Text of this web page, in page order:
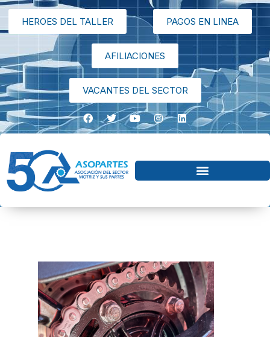
HEROES DEL TALLER PAGOS EN LINEA
AFILIACIONES
VACANTES DEL SECTOR